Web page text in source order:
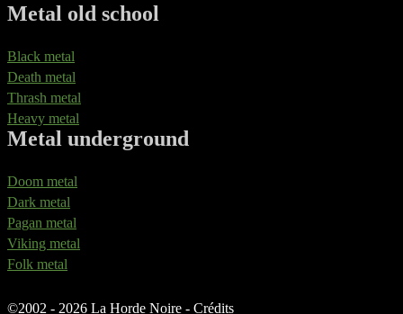
Metal old school
Black metal
Death metal
Thrash metal
Heavy metal
Metal underground
Doom metal
Dark metal
Pagan metal
Viking metal
Folk metal
©2002 - 2026 La Horde Noire - Crédits